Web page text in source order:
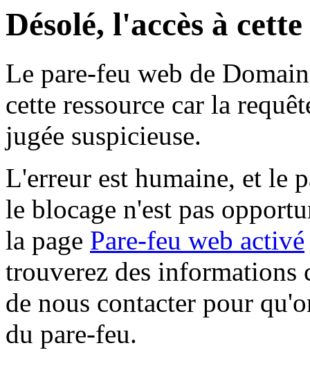
Désolé, l'accès à
Le pare-feu web de
cette ressource car la
jugée suspicieuse.
L'erreur est humaine, et le
le blocage n'est pas
la page Pare-feu web activé
trouverez des informations
de nous contacter pour
du pare-feu.